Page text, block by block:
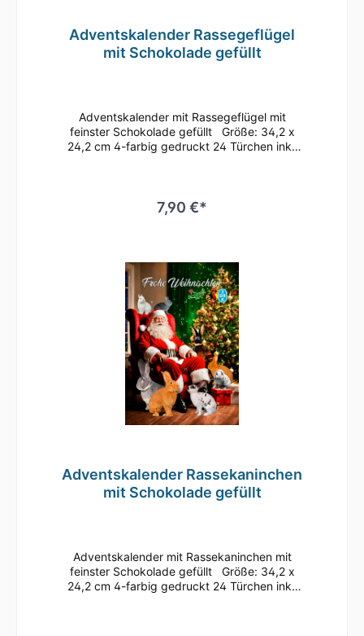
Adventskalender Rassegeflügel
mit Schokolade gefüllt
Adventskalender mit Rassegeflügel mit
feinster Schokolade gefüllt Größe: 34,2 x
24,2 cm 4-farbig gedruckt 24 Türchen inkl.
ID41039 MHD: bis April 2026 bei
sachgerechter LagerungInhaltsstoffeZucker
HASELNÜSSE,Emulgator aus SOJA (E322),
natürliche Aromen NährwerteNährwerte je
100 g:Energie 2346 kJ / 562 kcalFett 35
gdavon gesättigte Fettsäuren 21
gKohlenhydrate 53 gdavon Zucker 52
gEiweiß 7, 7 gSalz 0,20 g
7,90 €*
Adventskalender Rassekaninchen
mit Schokolade gefüllt
Adventskalender mit Rassekaninchen mit
feinster Schokolade gefüllt Größe: 34,2 x
24,2 cm 4-farbig gedruckt 24 Türchen inkl.